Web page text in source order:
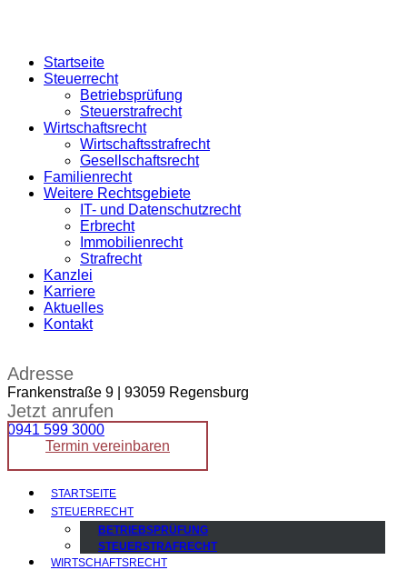
Startseite
Steuerrecht
Betriebsprüfung
Steuerstrafrecht
Wirtschaftsrecht
Wirtschaftsstrafrecht
Gesellschaftsrecht
Familienrecht
Weitere Rechtsgebiete
IT- und Datenschutzrecht
Erbrecht
Immobilienrecht
Strafrecht
Kanzlei
Karriere
Aktuelles
Kontakt
Adresse
Frankenstraße 9 | 93059 Regensburg
Jetzt anrufen
0941 599 3000
Termin vereinbaren
STARTSEITE
STEUERRECHT
BETRIEBSPRÜFUNG
STEUERSTRAFRECHT
WIRTSCHAFTSRECHT